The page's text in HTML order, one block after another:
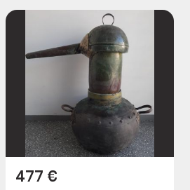
477 €